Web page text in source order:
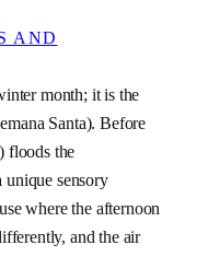
AND
month; it is the
Santa). Before
floods the
unique sensory
where the afternoon
and the air